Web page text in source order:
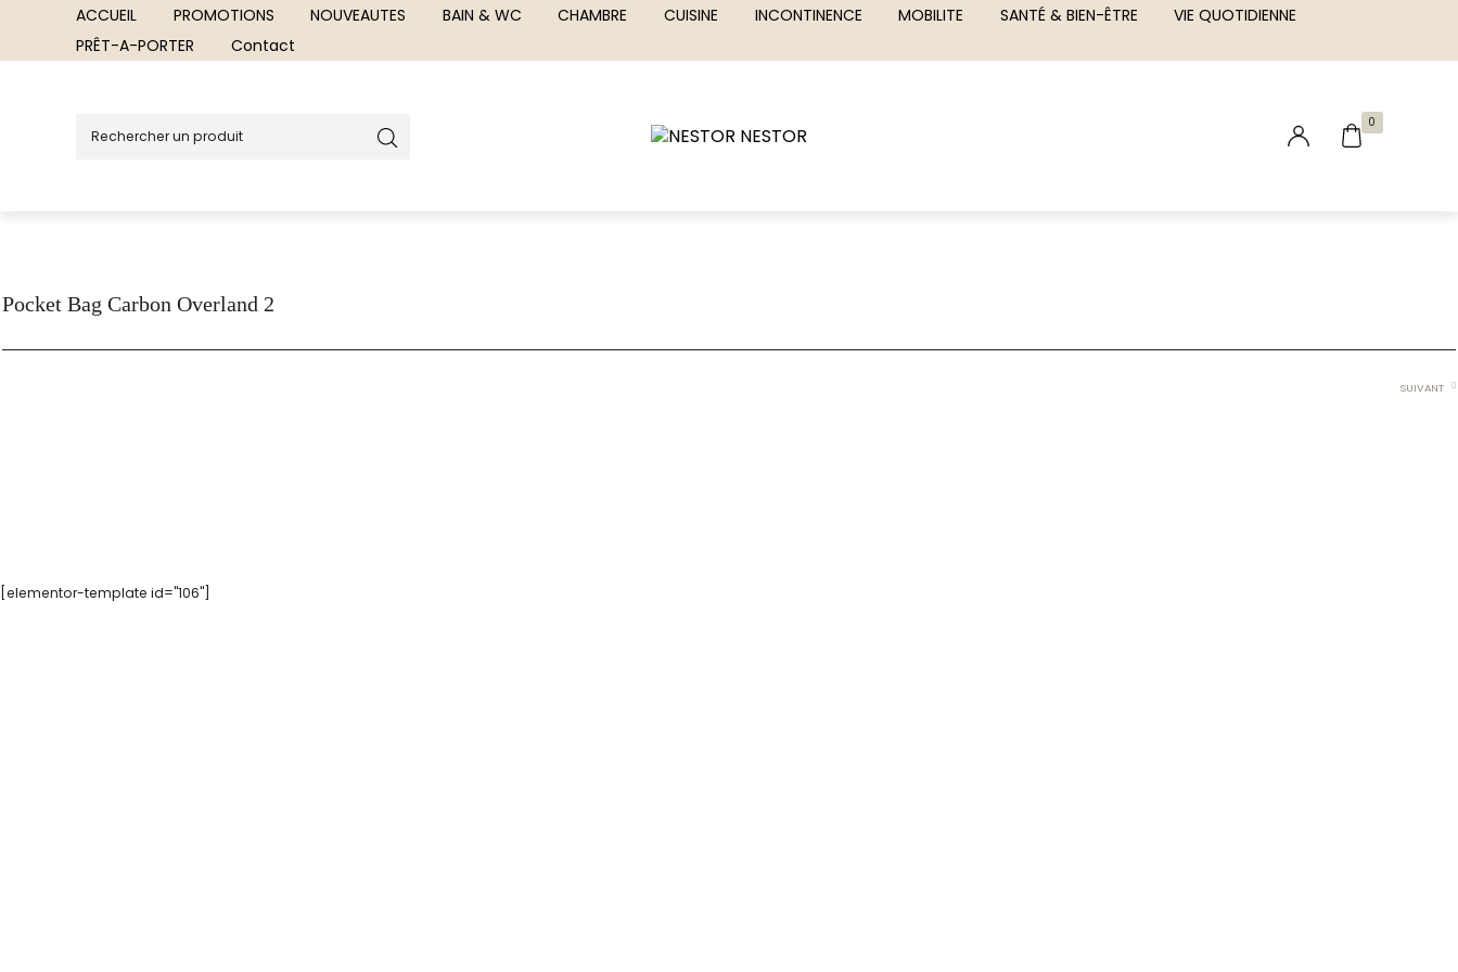
ACCUEIL PROMOTIONS NOUVEAUTES BAIN & WC CHAMBRE CUISINE INCONTINENCE MOBILITE SANTÉ & BIEN-ÊTRE
VIE QUOTIDIENNE
PRÊT-A-PORTER
Contact
0
Pocket Bag Carbon Overland 2
SUIVANT
[elementor-template id="106"]